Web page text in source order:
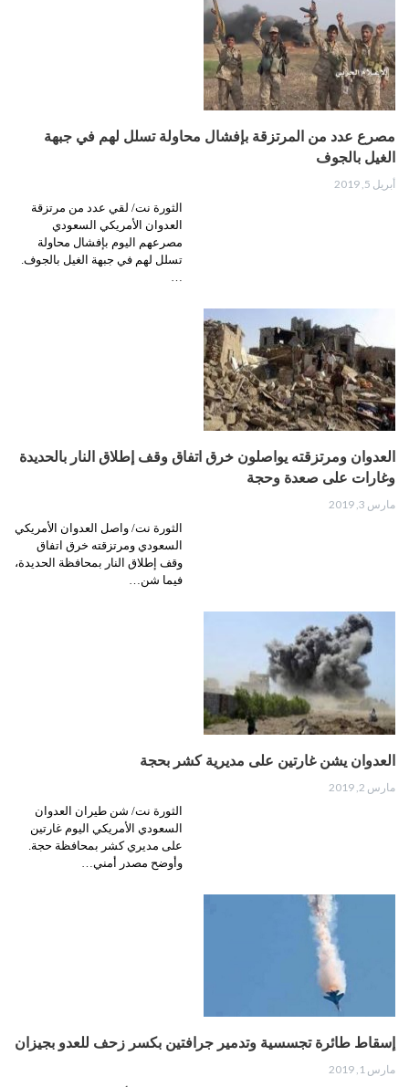
مصرع عدد من المرتزقة بإفشال محاولة تسلل لهم في جبهة
الغيل بالجوف
أبريل 5, 2019
الثورة نت/ لقي عدد من مرتزقة
العدوان الأمريكي السعودي
مصرعهم اليوم بإفشال محاولة
تسلل لهم في جبهة الغيل بالجوف.
العدوان ومرتزقته يواصلون خرق اتفاق وقف إطلاق النار بالحديدة
وغارات على صعدة وحجة
مارس 3, 2019
الثورة نت/ واصل العدوان الأمريكي
السعودي ومرتزقته خرق اتفاق
وقف إطلاق النار بمحافظة الحديدة،
فيما شن…
العدوان يشن غارتين على مديرية كشر بحجة
مارس 2, 2019
الثورة نت/ شن طيران العدوان
السعودي الأمريكي اليوم غارتين
على مديري كشر بمحافظة حجة.
وأوضح مصدر أمني…
إسقاط طائرة تجسسية وتدمير جرافتين بكسر زحف للعدو بجيزان
مارس 1, 2019